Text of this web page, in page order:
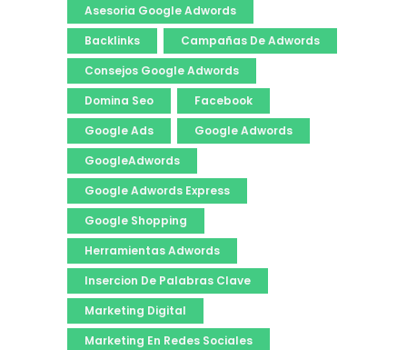
Asesoria Google Adwords
Backlinks
Campañas De Adwords
Consejos Google Adwords
Domina Seo
Facebook
Google Ads
Google Adwords
GoogleAdwords
Google Adwords Express
Google Shopping
Herramientas Adwords
Insercion De Palabras Clave
Marketing Digital
Marketing En Redes Sociales